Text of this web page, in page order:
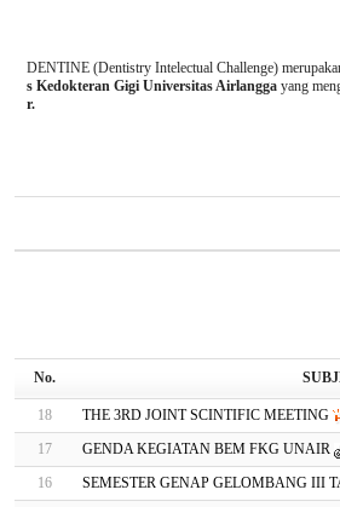
DENTINE (Dentistry Intelectual Challenge)
s Kedokteran Gigi Universitas Airlanggayang
r.
No.
18
THE 3RD JOINT SCINTIFIC MEETING
17
GENDA KEGIATAN BEM FKG UNAIR
16
SEMESTER GENAP GELOMBANG III